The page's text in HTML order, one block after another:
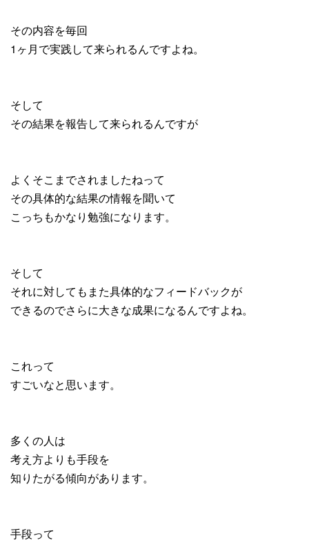
その内容を毎回
1ヶ月で実践して来られるんですよね。
そして
その結果を報告して来られるんですが
よくそこまでされましたねって
その具体的な結果の情報を聞いて
こっちもかなり勉強になります。
そして
それに対してもまた具体的なフィードバックが
できるのでさらに大きな成果になるんですよね。
これって
すごいなと思います。
多くの人は
考え方よりも手段を
知りたがる傾向があります。
手段って